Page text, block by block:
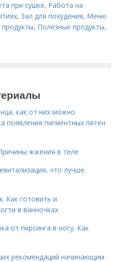
при сушке, Работа на
,Зал для похудения, Меню
, Полезные продукты,
как от них можно
появления пигментных пятен
жжения в теле
что лучше.
Как готовить и
в ванночках
от пирсинга в носу. Как
рекомендаций начинающим